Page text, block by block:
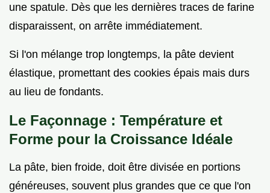
une spatule. Dès que les dernières traces de farine
disparaissent, on arrête immédiatement.
Si l'on mélange trop longtemps, la pâte devient
élastique, promettant des cookies épais mais durs
au lieu de fondants.
Le Façonnage : Température et
Forme pour la Croissance Idéale
La pâte, bien froide, doit être divisée en portions
généreuses, souvent plus grandes que ce que l'on